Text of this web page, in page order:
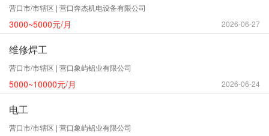
营口市/市辖区 | 营口奔杰机电设备有限公司
3000~5000元/月 2026-06-27
维修焊工
营口市/市辖区 | 营口象屿铝业有限公司
5000~10000元/月 2026-06-24
电工
营口市/市辖区 | 营口象屿铝业有限公司